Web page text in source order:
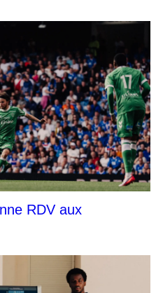
RDV aux